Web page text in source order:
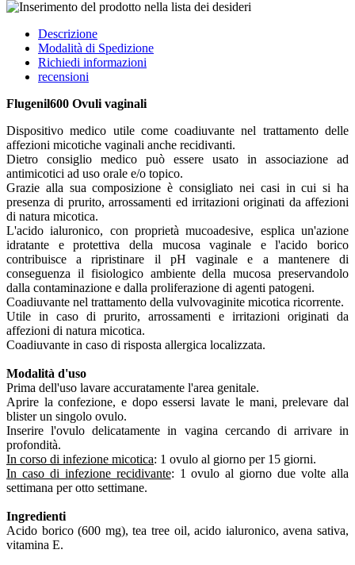
Descrizione
Modalità di Spedizione
Richiedi informazioni
recensioni
Flugenil600 Ovuli vaginali
Dispositivo medico utile come coadiuvante nel trattamento delle
affezioni micotiche vaginali anche recidivanti.
Dietro consiglio medico può essere usato in associazione ad
antimicotici ad uso orale e/o topico.
Grazie alla sua composizione è consigliato nei casi in cui si ha
presenza di prurito, arrossamenti ed irritazioni originati da affezioni
di natura micotica.
L'acido ialuronico, con proprietà mucoadesive, esplica un'azione
idratante e protettiva della mucosa vaginale e l'acido borico
contribuisce a ripristinare il pH vaginale e a mantenere di
conseguenza il fisiologico ambiente della mucosa preservandolo
dalla contaminazione e dalla proliferazione di agenti patogeni.
Coadiuvante nel trattamento della vulvovaginite micotica ricorrente.
Utile in caso di prurito, arrossamenti e irritazioni originati da
affezioni di natura micotica.
Coadiuvante in caso di risposta allergica localizzata.
Modalità d'uso
Prima dell'uso lavare accuratamente l'area genitale.
Aprire la confezione, e dopo essersi lavate le mani, prelevare dal
blister un singolo ovulo.
Inserire l'ovulo delicatamente in vagina cercando di arrivare in
profondità.
In corso di infezione micotica: 1 ovulo al giorno per 15 giorni.
In caso di infezione recidivante: 1 ovulo al giorno due volte alla
settimana per otto settimane.
Ingredienti
Acido borico (600 mg), tea tree oil, acido ialuronico, avena sativa,
vitamina E.